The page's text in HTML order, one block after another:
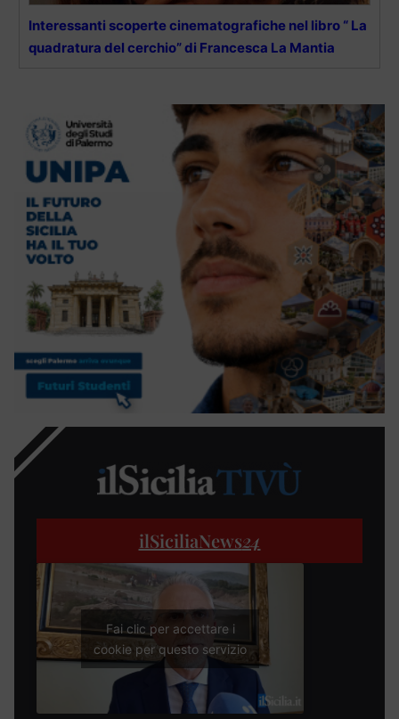
Interessanti scoperte cinematografiche nel libro “ La
quadratura del cerchio” di Francesca La Mantia
ilSiciliaNews24
Fai clic per accettare i
cookie per questo servizio